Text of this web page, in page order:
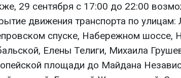
29 сентября с 17:00 до 22:00
движения транспорта по улицам:
спуске, Набережном шоссе,
Елены Телиги, Михаила
площади до Майдана